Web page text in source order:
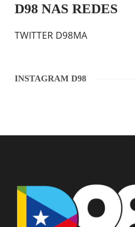
D98 NAS REDES
TWITTER D98MA
INSTAGRAM D98